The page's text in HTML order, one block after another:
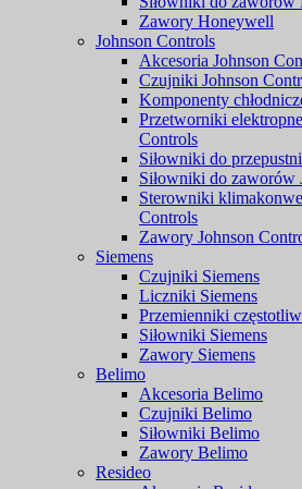
Zawory Honeywell
Johnson Controls
Akcesoria Johnson
Czujniki Johnson
Komponenty
Przetworniki
Controls
Siłowniki do
Siłowniki do zaworów
Sterowniki
Controls
Zawory Johnson
Siemens
Czujniki Siemens
Liczniki Siemens
Przemienniki
Siłowniki Siemens
Zawory Siemens
Belimo
Akcesoria Belimo
Czujniki Belimo
Siłowniki Belimo
Zawory Belimo
Resideo